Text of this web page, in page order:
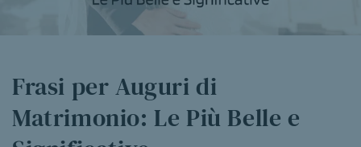
Frasi per Auguri di
Matrimonio: Le Più Belle e